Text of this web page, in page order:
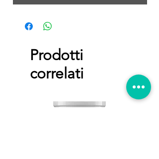
Prodotti
correlati